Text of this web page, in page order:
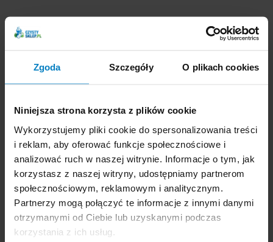
Zgoda Szczegóły O plikach cookies
Niniejsza strona korzysta z plików cookie
Wykorzystujemy pliki cookie do spersonalizowania treści
i reklam, aby oferować funkcje społecznościowe i
analizować ruch w naszej witrynie. Informacje o tym, jak
korzystasz z naszej witryny, udostępniamy partnerom
społecznościowym, reklamowym i analitycznym.
Partnerzy mogą połączyć te informacje z innymi danymi
otrzymanymi od Ciebie lub uzyskanymi podczas
korzystania z ich usług.
Adidas żel pod prysznic
400ml
Dostępne: 35 szt.
Cena brutto: 12,18
PLN
Adidas żel pod prysznic
League Star
Dostępne: 0 szt.
Cena brutto: